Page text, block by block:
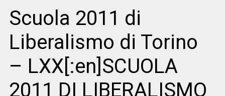
Scuola 2011 di
Liberalismo di Torino
– LXX[:en]SCUOLA
2011 DI LIBERALISMO